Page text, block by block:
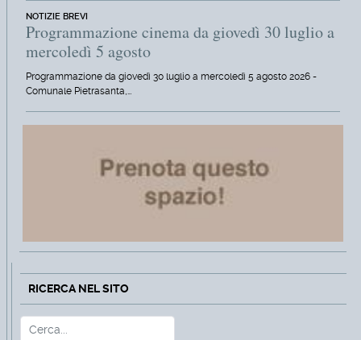
NOTIZIE BREVI
Programmazione cinema da giovedì 30 luglio a
mercoledì 5 agosto
Programmazione da giovedì 30 luglio a mercoledì 5 agosto 2026 -
Comunale Pietrasanta,…
RICERCA NEL SITO
Cerca Type 2 or more characters for